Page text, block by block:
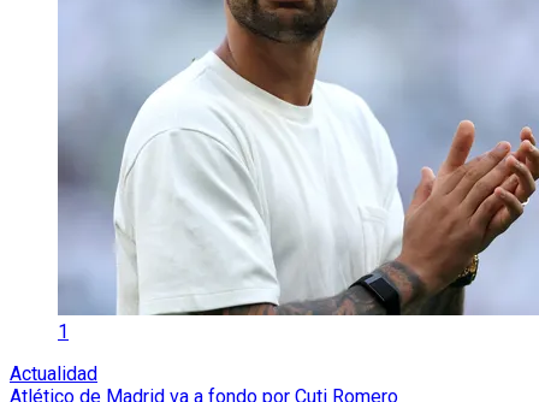
1
Actualidad
Atlético de Madrid va a fondo por Cuti Romero